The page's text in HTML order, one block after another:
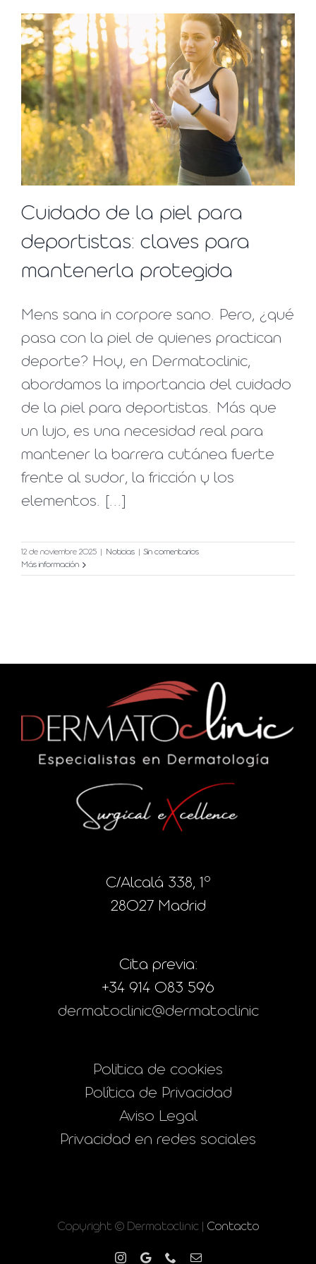
Cuidado de la piel para
deportistas: claves para
mantenerla protegida
Mens sana in corpore sano. Pero, ¿qué
pasa con la piel de quienes practican
deporte? Hoy, en Dermatoclinic,
abordamos la importancia del cuidado
de la piel para deportistas. Más que
un lujo, es una necesidad real para
mantener la barrera cutánea fuerte
frente al sudor, la fricción y los
elementos. [...]
12 de noviembre 2025 Noticias
Sin comentarios
Más información
C/Alcalá 338, 1º
28027 Madrid
Cita previa:
+34 914 083 596
dermatoclinic@dermatoclinic
Politica de cookies
Política de Privacidad
Aviso Legal
Privacidad en redes sociales
Copyright © Dermatoclinic | Contacto
Instagram
Google PhoneCorreo